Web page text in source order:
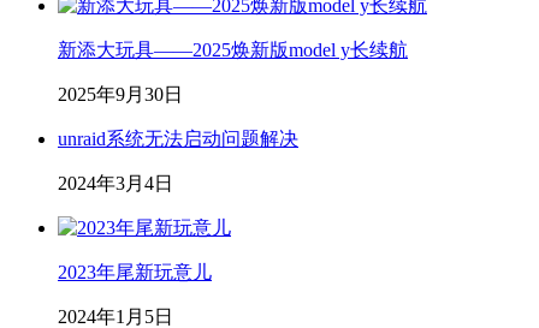
新添大玩具——2025焕新版model y长续航
2025年9月30日
unraid系统无法启动问题解决
2024年3月4日
2023年尾新玩意儿
2024年1月5日